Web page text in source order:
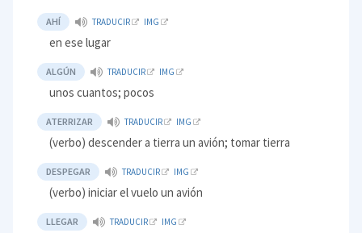
AHÍ TRADUCIR IMG
en ese lugar
ALGÚN TRADUCIR IMG
unos cuantos; pocos
ATERRIZAR TRADUCIR IMG
(verbo) descender a tierra un avión; tomar tierra
DESPEGAR TRADUCIR IMG
(verbo) iniciar el vuelo un avión
LLEGAR TRADUCIR IMG